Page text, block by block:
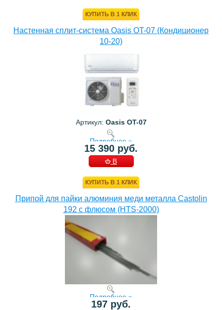
КУПИТЬ В 1 КЛИК
Настенная сплит-система Oasis OT-07 (Кондиционер
10-20)
Артикул: Oasis OT-07
Подробнее »
15 390 руб.
В
КУПИТЬ В 1 КЛИК
Припой для пайки алюминия меди металла Castolin
192 с флюсом (HTS-2000)
Подробнее »
197 руб.